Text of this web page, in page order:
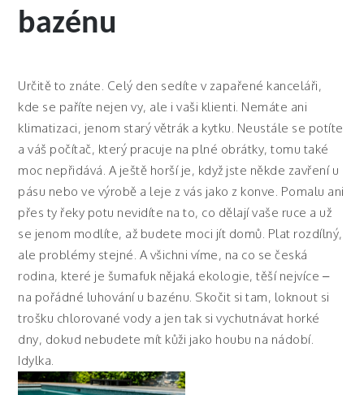
bazénu
Určitě to znáte. Celý den sedíte v zapařené kanceláři,
kde se paříte nejen vy, ale i vaši klienti. Nemáte ani
klimatizaci, jenom starý větrák a kytku. Neustále se potíte
a váš počítač, který pracuje na plné obrátky, tomu také
moc nepřidává. A ještě horší je, když jste někde zavření u
pásu nebo ve výrobě a leje z vás jako z konve. Pomalu ani
přes ty řeky potu nevidíte na to, co dělají vaše ruce a už
se jenom modlíte, až budete moci jít domů. Plat rozdílný,
ale problémy stejné. A všichni víme, na co se česká
rodina, které je šumafuk nějaká ekologie, těší nejvíce –
na pořádné luhování u bazénu. Skočit si tam, loknout si
trošku chlorované vody a jen tak si vychutnávat horké
dny, dokud nebudete mít kůži jako houbu na nádobí.
Idylka.